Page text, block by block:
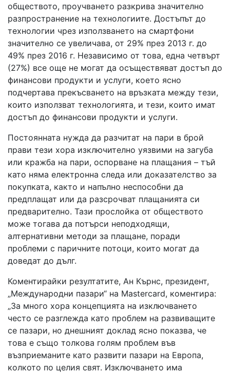
обществото, проучването разкрива значително
разпространение на технологиите. Достъпът до
технологии чрез използването на смартфони
значително се увеличава, от 29% през 2013 г. до
49% през 2016 г. Независимо от това, една четвърт
(27%) все още не могат да осъществяват достъп до
финансови продукти и услуги, което ясно
подчертава прекъсването на връзката между тези,
които използват технологията, и тези, които имат
достъп до финансови продукти и услуги.
Постоянната нужда да разчитат на пари в брой
прави тези хора изключително уязвими на загуба
или кражба на пари, оспорване на плащания – тъй
като няма електронна следа или доказателство за
покупката, както и напълно неспособни да
предплащат или да разсрочват плащанията си
предварително. Тази прослойка от обществото
може тогава да потърси неподходящи,
алтернативни методи за плащане, поради
проблеми с паричните потоци, които могат да
доведат до дълг.
Коментирайки резултатите, Ан Кърнс, президент,
„Международни пазари“ на Mastercard, коментира:
„За много хора концепцията на изключването
често се разглежда като проблем на развиващите
се пазари, но днешният доклад ясно показва, че
това е също толкова голям проблем във
възприеманите като развити пазари на Европа,
колкото по целия свят. Изключването има